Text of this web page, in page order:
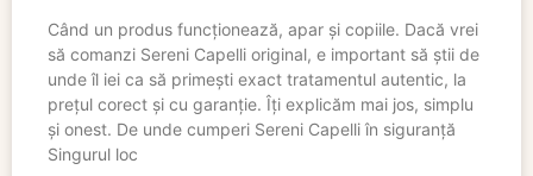
Când un produs funcționează, apar și copiile. Dacă vrei
să comanzi Sereni Capelli original, e important să știi de
unde îl iei ca să primești exact tratamentul autentic, la
prețul corect și cu garanție. Îți explicăm mai jos, simplu
și onest. De unde cumperi Sereni Capelli în siguranță
Singurul loc